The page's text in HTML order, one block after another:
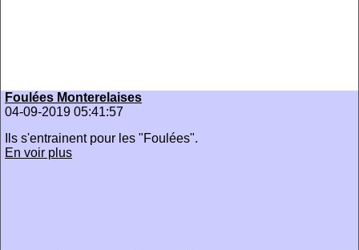
Foulées Monterelaises
04-09-2019 05:41:57
Ils s'entrainent pour les "Foulées".
En voir plus